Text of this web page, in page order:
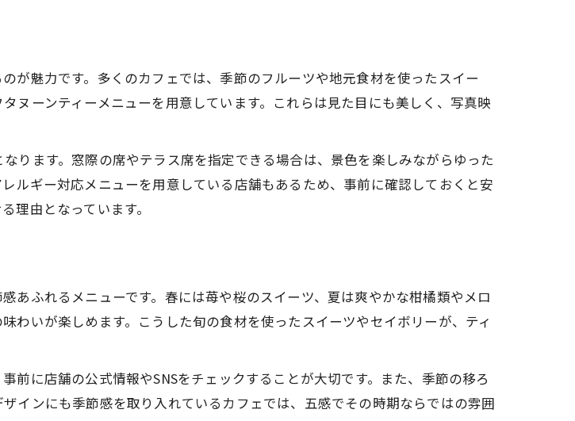
カフェの魅力
カフェの洗練された雰囲気
フタヌーンティーの特別感
を叶えるコツ
アフタヌーンティーカフェ
フタヌーンティーカフェ
が魅力です。多くのカフェでは、季節のフルーツや地元食材を使ったスイー
ヌーンティーメニューを用意しています。これらは見た目にも美しく、写真映
ります。窓際の席やテラス席を指定できる場合は、景色を楽しみながらゆった
ルギー対応メニューを用意している店舗もあるため、事前に確認しておくと安
理由となっています。
あふれるメニューです。春には苺や桜のスイーツ、夏は爽やかな柑橘類やメロ
わいが楽しめます。こうした旬の食材を使ったスイーツやセイボリーが、ティ
前に店舗の公式情報やSNSをチェックすることが大切です。また、季節の移ろ
インにも季節感を取り入れているカフェでは、五感でその時期ならではの雰囲